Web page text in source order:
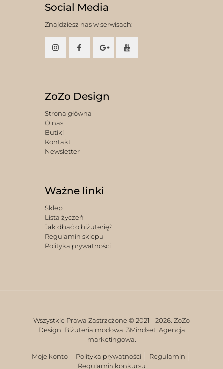
Social Media
Znajdziesz nas w serwisach:
ZoZo Design
Strona główna
O nas
Butiki
Kontakt
Newsletter
Ważne linki
Sklep
Lista życzeń
Jak dbać o biżuterię?
Regulamin sklepu
Polityka prywatności
Wszystkie Prawa Zastrzeżone © 2021 - 2026. ZoZo
Design. Biżuteria modowa. 3Mindset. Agencja
marketingowa.
Moje konto Polityka prywatności
Regulamin
Regulamin konkursu